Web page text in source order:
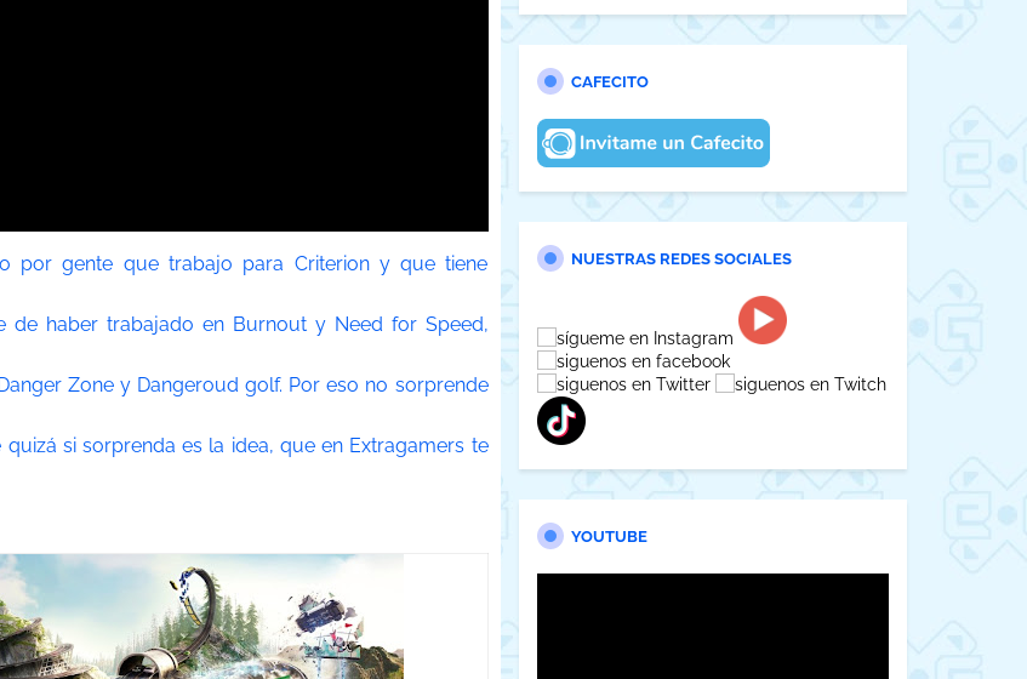
por gente que trabajo para Criterion y que tiene
de haber trabajado en Burnout y Need for Speed,
Zone y Dangeroud golf. Por eso no sorprende
si sorprenda es la idea, que en Extragamers te
CAFECITO
NUESTRAS REDES SOCIALES
YOUTUBE